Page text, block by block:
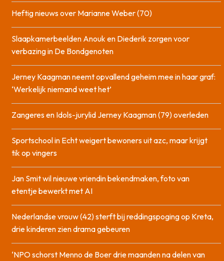
Heftig nieuws over Marianne Weber (70)
Slaapkamerbeelden Anouk en Diederik zorgen voor
verbazing in De Bondgenoten
Jerney Kaagman neemt opvallend geheim mee in haar graf:
‘Werkelijk niemand weet het’
Zangeres en Idols-jurylid Jerney Kaagman (79) overleden
Sportschool in Echt weigert bewoners uit azc, maar krijgt
tik op vingers
Jan Smit wil nieuwe vriendin bekendmaken, foto van
etentje bewerkt met AI
Nederlandse vrouw (42) sterft bij reddingspoging op Kreta,
drie kinderen zien drama gebeuren
‘NPO schorst Menno de Boer drie maanden na delen van